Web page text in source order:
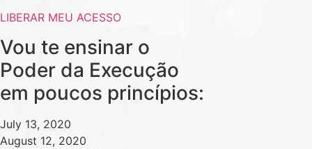
LIBERAR MEU ACESSO
Vou te ensinar o
Poder da Execução
em poucos princípios:
July 13, 2020
August 12, 2020